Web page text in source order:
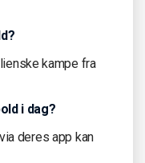
kampe fra
i dag?
deres app kan